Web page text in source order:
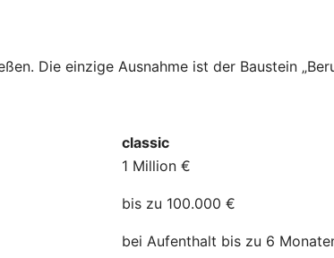
Die einzige Ausnahme ist der Baustein
classic
1 Million €
bis zu 100.000 €
bei Aufenthalt bis zu 6